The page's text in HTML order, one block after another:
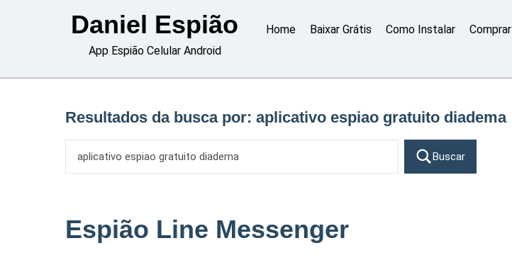
Daniel Espião
App Espião Celular Android
Home Baixar Grátis Como Instalar Comprar
Resultados da busca por: aplicativo espiao gratuito diadema
Buscar
Espião Line Messenger